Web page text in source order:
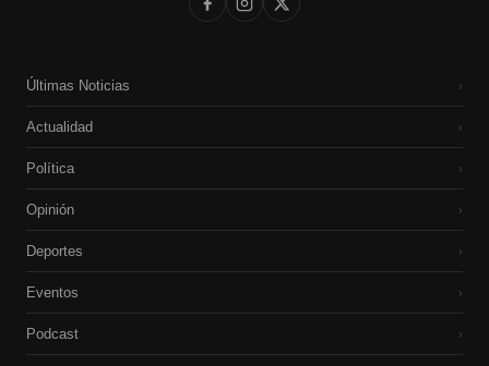
Últimas Noticias ›
Actualidad ›
Política ›
Opinión ›
Deportes ›
Eventos ›
Podcast ›